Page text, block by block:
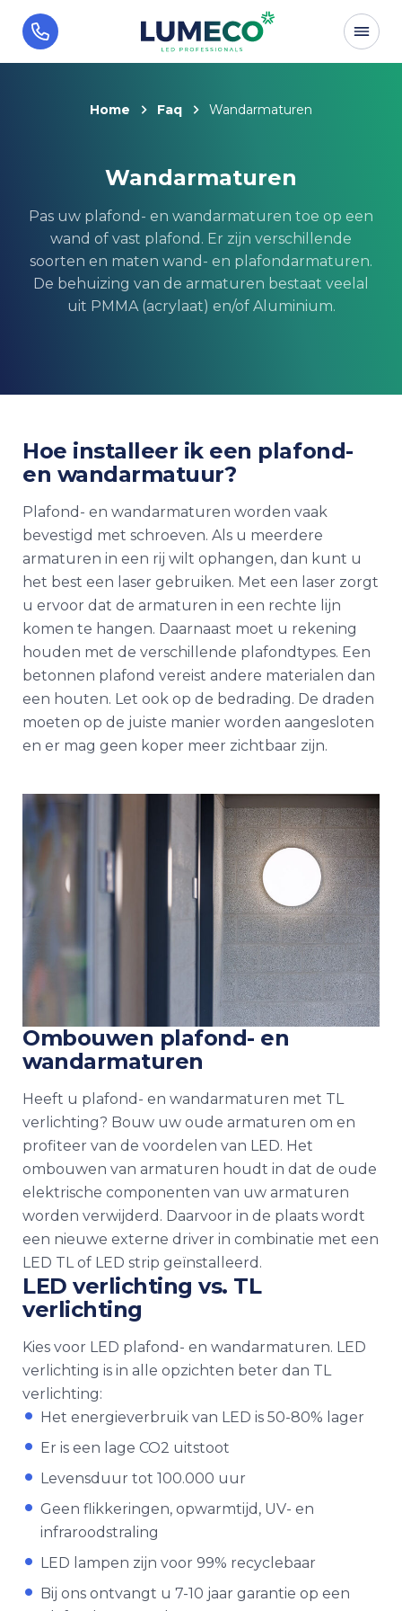
Home Faq Wandarmaturen
Wandarmaturen
Pas uw plafond- en wandarmaturen toe op een
wand of vast plafond. Er zijn verschillende
soorten en maten wand- en plafondarmaturen.
De behuizing van de armaturen bestaat veelal
uit PMMA (acrylaat) en/of Aluminium.
Hoe installeer ik een plafond-
en wandarmatuur?
Plafond- en wandarmaturen worden vaak
bevestigd met schroeven. Als u meerdere
armaturen in een rij wilt ophangen, dan kunt u
het best een laser gebruiken. Met een laser zorgt
u ervoor dat de armaturen in een rechte lijn
komen te hangen. Daarnaast moet u rekening
houden met de verschillende plafondtypes. Een
betonnen plafond vereist andere materialen dan
een houten. Let ook op de bedrading. De draden
moeten op de juiste manier worden aangesloten
en er mag geen koper meer zichtbaar zijn.
Ombouwen plafond- en
wandarmaturen
Heeft u plafond- en wandarmaturen met TL
verlichting? Bouw uw oude armaturen om en
profiteer van de voordelen van LED. Het
ombouwen van armaturen houdt in dat de oude
elektrische componenten van uw armaturen
worden verwijderd. Daarvoor in de plaats wordt
een nieuwe externe driver in combinatie met een
LED TL of LED strip geïnstalleerd.
LED verlichting vs. TL
verlichting
Kies voor LED plafond- en wandarmaturen. LED
verlichting is in alle opzichten beter dan TL
verlichting:
Het energieverbruik van LED is 50-80% lager
Er is een lage CO2 uitstoot
Levensduur tot 100.000 uur
Geen flikkeringen, opwarmtijd, UV- en
infraroodstraling
LED lampen zijn voor 99% recyclebaar
Bij ons ontvangt u 7-10 jaar garantie op een